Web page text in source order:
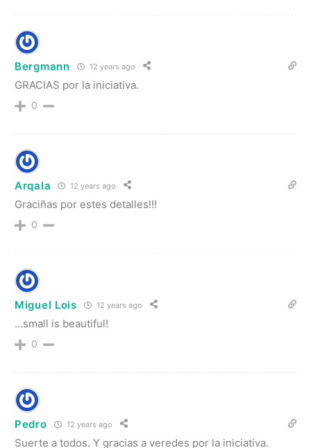
Bergmann 12 years ago
GRACIAS por la iniciativa.
0
Arqala 12 years ago
Graciñas por estes detalles!!!
0
Miguel Lois 12 years ago
…small is beautiful!
0
Pedro 12 years ago
Suerte a todos. Y gracias a veredes por la iniciativa.